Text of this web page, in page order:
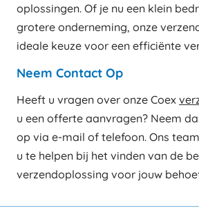
oplossingen. Of je nu een klein
grotere onderneming, onze
ideale keuze voor een efficiënte
Neem Contact Op
Heeft u vragen over onze Coex
u een offerte aanvragen? Neem
op via e-mail of telefoon. Ons
u te helpen bij het vinden van de
verzendoplossing voor jouw